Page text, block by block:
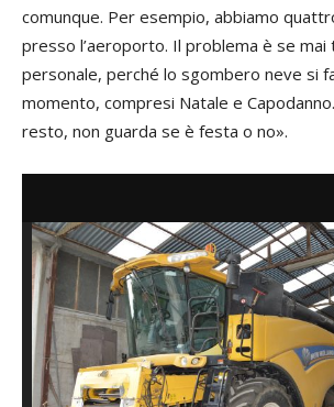
comunque. Per esempio, abbiamo
presso l’aeroporto. Il problema è se mai
personale, perché lo sgombero neve si
momento, compresi Natale e
resto, non guarda se è festa o no».